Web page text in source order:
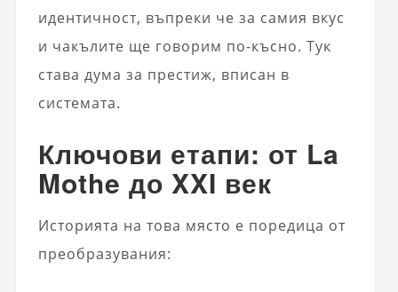
идентичност, въпреки че за самия вкус
и чакълите ще говорим по-късно. Тук
става дума за престиж, вписан в
системата.
Ключови етапи: от La
Mothe до XXI век
Историята на това място е поредица от
преобразувания: